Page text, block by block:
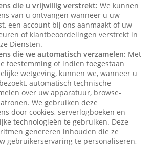
die u vrijwillig verstrekt: We kunnen
van u ontvangen wanneer u uw
een account bij ons aanmaakt of uw
of klantbeoordelingen verstrekt in
Diensten.
die we automatisch verzamelen: Met
toestemming of indien toegestaan
wetgeving, kunnen we, wanneer u
automatisch technische
over uw apparatuur, browse-
We gebruiken deze
door cookies, serverlogboeken en
technologieën te gebruiken. Deze
genereren inhouden die ze
gebruikerservaring te personaliseren,